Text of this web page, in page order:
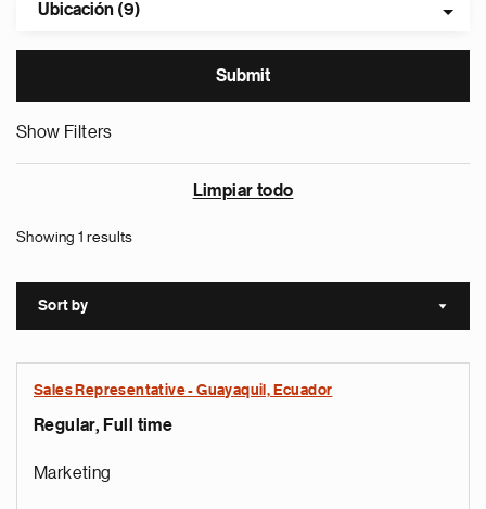
Ubicación (9)
Show Filters
Limpiar todo
Showing 1 results
Sort by Sort
Sales Representative - Guayaquil, Ecuador
Regular, Full time
Marketing